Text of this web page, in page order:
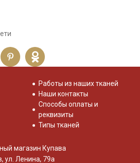
Работы из наших тканей
Наши контакты
Способы оплаты и
реквизиты
Типы тканей
магазин Купава
ул. Ленина, 79а